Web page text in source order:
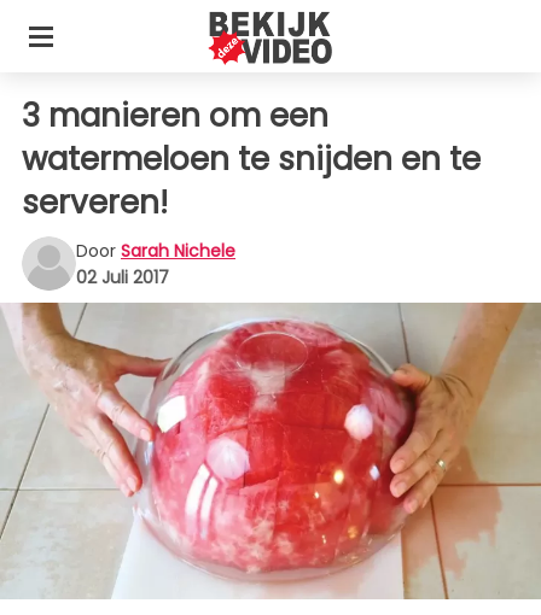
3 manieren om een
watermeloen te snijden en te
serveren!
Door Sarah Nichele
02 Juli 2017